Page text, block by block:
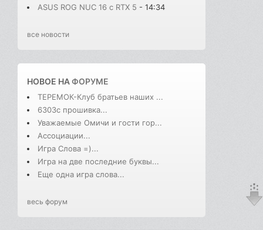
ASUS ROG NUC 16 с RTX 5 - 14:34
все новости
НОВОЕ НАФОРУМЕ
ТЕРЕМОК-Клуб братьев наших ...
6303с прошивка...
Уважаемые Омичи и гости гор...
Ассоциации...
Игра Слова =)...
Игра на две последние буквы...
Еще одна игра слова...
весь форум